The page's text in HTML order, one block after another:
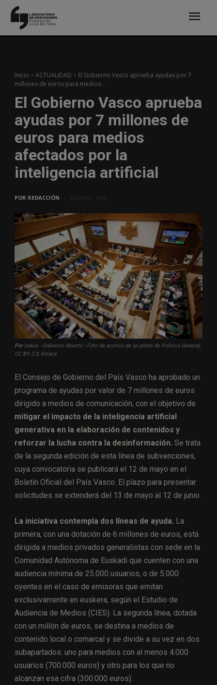
Inicio ACTUALIDAD
El Gobierno Vasco aprueba ayudas por 7
millones de euros para medios...
El Gobierno Vasco aprueba
ayudas por 7 millones de
euros para medios
afectados por la
inteligencia artificial
POR REDACCIÓN
Por Irekia - Gobierno Abierto- Foto de archivo de un pleno de Política General,
CC BY 2.0, Enlace
El Consejo de Gobierno del País Vasco ha aprobado un
programa de ayudas por valor de 7 millones de euros
dirigido a medios de comunicación, con el objetivo de
mitigar el impacto de la inteligencia artificial
generativa en la elaboración de contenidos y
reforzar la lucha contra la desinformación. Se trata
de la segunda edición de esta línea de subvenciones,
cuya convocatoria se publicará el 12 de mayo en el
Boletín Oficial del País Vasco. El plazo para presentar
solicitudes se extenderá del 13 de mayo al 12 de junio.
La iniciativa contempla dos líneas de ayuda. La
primera, con una dotación de 6 millones de euros, está
dirigida a medios privados generalistas con sede en la
Comunidad Autónoma de Euskadi que cuenten con una
audiencia mínima de 25.000 usuarios, o de 5.000
oyentes en el caso de emisoras que emitan
exclusivamente en euskera, según el Estudio de
Audiencia de Medios (CIES). La segunda línea, dotada
con un millón de euros, se destina a medios de
contenido local o comarcal y se divide a su vez en dos
subapartados: uno para medios con al menos 4.000
usuarios (700.000 euros) y otro para los que no
alcanzan esa cifra (300.000 euros).